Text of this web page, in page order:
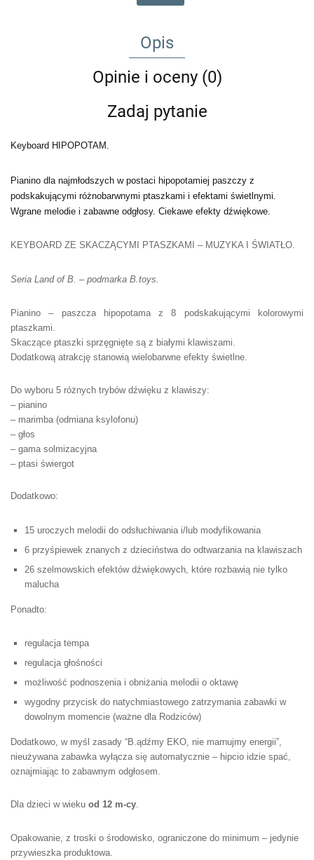
Opis
Opinie i oceny (0)
Zadaj pytanie
Keyboard HIPOPOTAM.
Pianino dla najmłodszych w postaci hipopotamiej paszczy z
podskakującymi różnobarwnymi ptaszkami i efektami świetlnymi.
Wgrane melodie i zabawne odgłosy. Ciekawe efekty dźwiękowe.
KEYBOARD ZE SKACZĄCYMI PTASZKAMI – MUZYKA I ŚWIATŁO.
Seria Land of B. – podmarka B.toys.
Pianino – paszcza hipopotama z 8 podskakującymi kolorowymi
ptaszkami.
Skaczące ptaszki sprzęgnięte są z białymi klawiszami.
Dodatkową atrakcję stanowią wielobarwne efekty świetlne.
Do wyboru 5 różnych trybów dźwięku z klawiszy:
– pianino
– marimba (odmiana ksylofonu)
– głos
– gama solmizacyjna
– ptasi świergot
Dodatkowo:
15 uroczych melodii do odsłuchiwania i/lub modyfikowania
6 przyśpiewek znanych z dzieciństwa do odtwarzania na klawiszach
26 szelmowskich efektów dźwiękowych, które rozbawią nie tylko
malucha
Ponadto:
regulacja tempa
regulacja głośności
możliwość podnoszenia i obniżania melodii o oktawę
wygodny przycisk do natychmiastowego zatrzymania zabawki w
dowolnym momencie (ważne dla Rodziców)
Dodatkowo, w myśl zasady “B.ądźmy EKO, nie marnujmy energii”,
nieużywana zabawka wyłącza się automatycznie – hipcio idzie spać,
oznajmiając to zabawnym odgłosem.
Dla dzieci w wieku od 12 m-cy
Opakowanie, z troski o środowisko, ograniczone do minimum – jedynie
przywieszka produktowa.